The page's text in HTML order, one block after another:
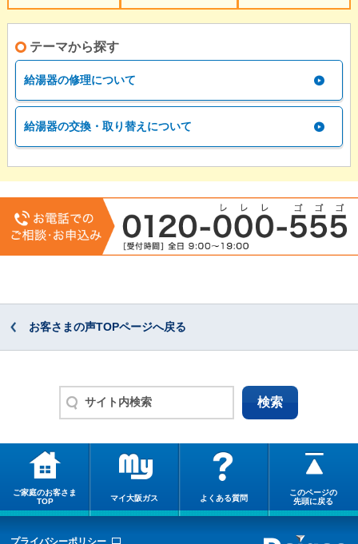
テーマから探す
給湯器の修理について
給湯器の交換・取り替えについて
お客さまの声TOPページへ戻る
ご家庭のお客さま
TOP
マイ大阪ガス よくある質問
このページの
先頭に戻る
プライバシーポリシー